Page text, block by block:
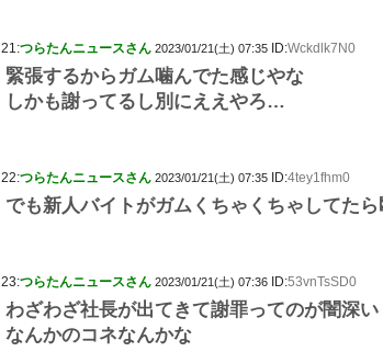
21:つらたんニュースさん 2023/01/21(土) 07:35 ID:Wckdlk7N0
緊張するからガム噛んでた感じやな
しかも謝ってるし別にええやろ…
22:つらたんニュースさん 2023/01/21(土) 07:35 ID:4tey1fhm0
でも新人バイトがガムくちゃくちゃしてたら
23:つらたんニュースさん 2023/01/21(土) 07:36 ID:53vnTsSD0
わざわざ社長が出てきて謝罪ってのが闇深い
なんかのコネなんかな